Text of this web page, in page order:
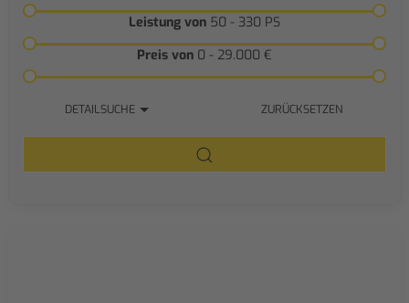
Leistung von 50 - 330 PS
Preis von 0 - 29.000 €
DETAILSUCHE ZURÜCKSETZEN